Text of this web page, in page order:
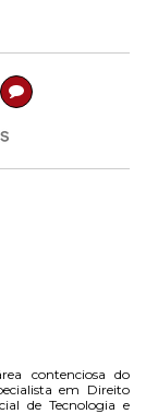
contenciosa do
em Direito
de Tecnologia e